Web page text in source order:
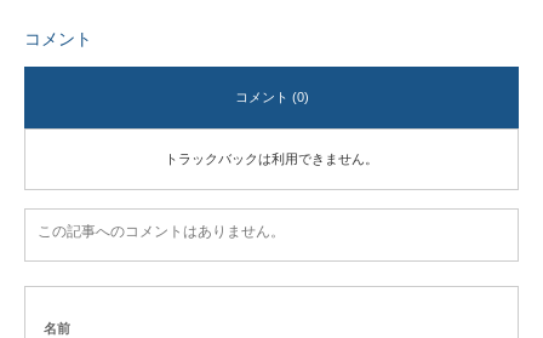
コメント
コメント (0)
トラックバックは利用できません。
この記事へのコメントはありません。
名前